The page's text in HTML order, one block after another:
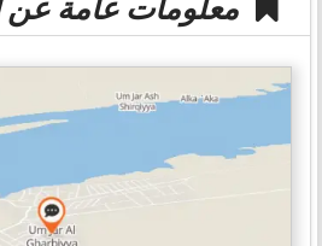
معلومات عامة عن